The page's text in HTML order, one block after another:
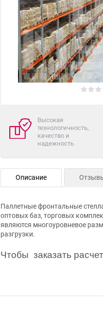
Высокая
технологичность,
качество и
надежность
Описание
Паллетные фронтальные
оптовых баз, торговых
являются многоуровневое
разгрузки.
Чтобы заказать